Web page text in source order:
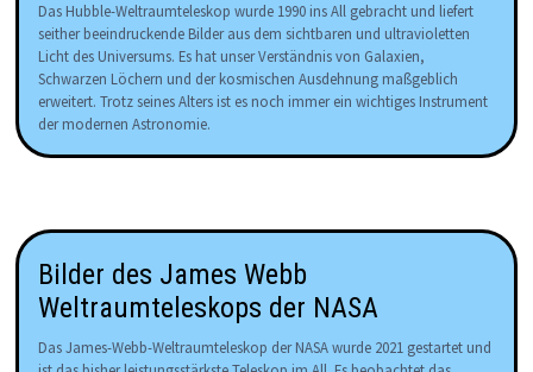
Das Hubble-Weltraumteleskop wurde 1990 ins All gebracht und liefert
seither beeindruckende Bilder aus dem sichtbaren und ultravioletten
Licht des Universums. Es hat unser Verständnis von Galaxien,
Schwarzen Löchern und der kosmischen Ausdehnung maßgeblich
erweitert. Trotz seines Alters ist es noch immer ein wichtiges Instrument
der modernen Astronomie.
Bilder des James Webb
Weltraumteleskops der NASA
Das James-Webb-Weltraumteleskop der NASA wurde 2021 gestartet und